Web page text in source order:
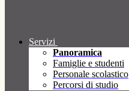
Servizi
Panoramica
Famiglie e studenti
Personale scolastico
Percorsi di studio